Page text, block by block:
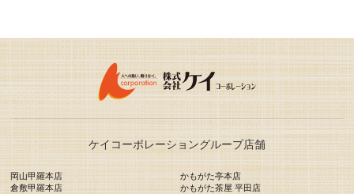
ケイコーポレーショングループ店舗
岡山甲羅本店
倉敷甲羅本店
かもがた亭本店
かもがた茶屋 平田店